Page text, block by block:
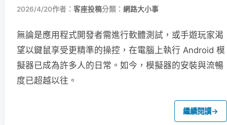
2026/4/20作者： 客座投稿分類： 網路大小事
無論是應用程式開發者需進行軟體測試，或手遊玩家渴
望以鍵鼠享受更精準的操控，在電腦上執行 Android 模
擬器已成為許多人的日常。如今，模擬器的安裝與流暢
度已超越以往。
繼續閱讀→